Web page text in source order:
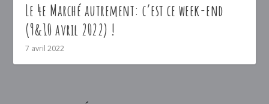
Le 4e Marché autrement: c’est ce week-end
(9&10 avril 2022) !
7 avril 2022